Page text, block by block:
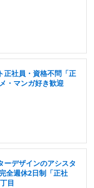
正社員・資格不問「正
・マンガ好き歓迎
ーデザインのアシスタ
全週休2日制「正社
目